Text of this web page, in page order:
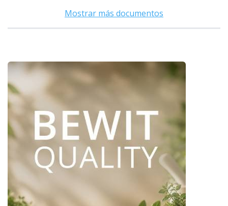
Mostrar más documentos